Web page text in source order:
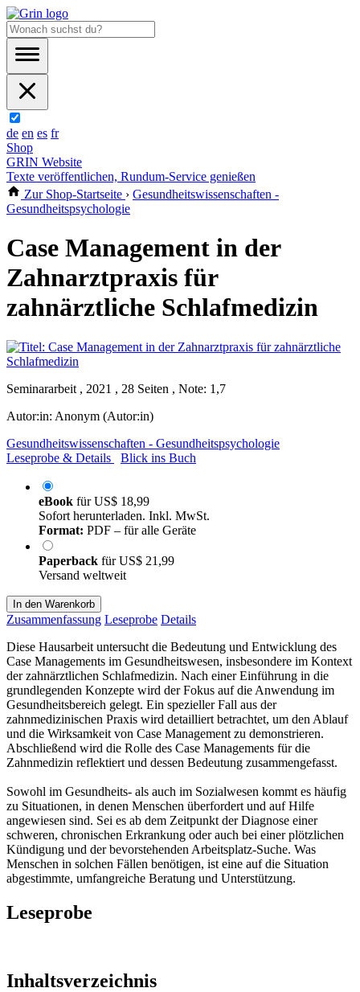
de en es fr
Shop
GRIN Website
Texte veröffentlichen, Rundum-Service genießen
Zur Shop-Startseite › Gesundheitswissenschaften -
Gesundheitspsychologie
Case Management in der
Zahnarztpraxis für
zahnärztliche Schlafmedizin
Seminararbeit , 2021 , 28 Seiten , Note: 1,7
Autor:in: Anonym (Autor:in)
Gesundheitswissenschaften - Gesundheitspsychologie
Leseprobe & Details
Blick ins Buch
eBook fürUS$ 18,99
Sofort herunterladen. Inkl. MwSt.
Format: PDF – für alle Geräte
Paperback fürUS$ 21,99
Versand weltweit
In den Warenkorb
Zusammenfassung Leseprobe Details
Diese Hausarbeit untersucht die Bedeutung und Entwicklung des
Case Managements im Gesundheitswesen, insbesondere im Kontext
der zahnärztlichen Schlafmedizin. Nach einer Einführung in die
grundlegenden Konzepte wird der Fokus auf die Anwendung im
Gesundheitsbereich gelegt. Ein spezieller Fall aus der
zahnmedizinischen Praxis wird detailliert betrachtet, um den Ablauf
und die Wirksamkeit von Case Management zu demonstrieren.
Abschließend wird die Rolle des Case Managements für die
Zahnmedizin reflektiert und dessen Bedeutung zusammengefasst.
Sowohl im Gesundheits- als auch im Sozialwesen kommt es häufig
zu Situationen, in denen Menschen überfordert und auf Hilfe
angewiesen sind. Sei es ab dem Zeitpunkt der Diagnose einer
schweren, chronischen Erkrankung oder auch bei einer plötzlichen
Kündigung und der bevorstehenden Arbeitsplatz-Suche. Was
Menschen in solchen Fällen benötigen, ist eine auf die Situation
abgestimmte, umfangreiche Beratung und Unterstützung.
Leseprobe
Inhaltsverzeichnis